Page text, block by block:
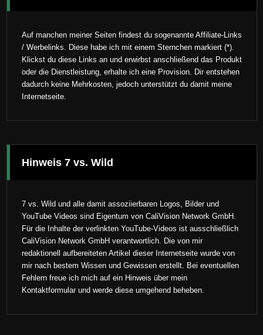
Auf manchen meiner Seiten findest du sogenannte Affiliate-Links
/ Werbelinks. Diese habe ich mit einem Sternchen markiert (*).
Klickst du diese Links an und erwirbst anschließend das Produkt
oder die Dienstleistung, erhalte ich eine Provision. Dir entstehen
dadurch keine Mehrkosten, jedoch unterstützt du damit meine
Internetseite.
Hinweis 7 vs. Wild
7 vs. Wild und alle damit assoziierbaren Logos, Bilder und
YouTube Videos sind Eigentum von CaliVision Network GmbH.
Für die Inhalte der verlinkten YouTube-Videos ist ausschließlich
CaliVision Network GmbH verantwortlich. Die von mir
redaktionell aufbereiteten Artikel dieser Internetseite wurde von
mir nach bestem Wissen und Gewissen erstellt. Bei eventuellen
Fehlern freue ich mich auf ein Hinweis über mein
Kontaktformular und werde diese umgehend beheben.